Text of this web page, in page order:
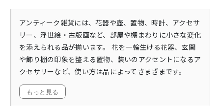
アンティーク雑貨には、花器や壺、置物、時計、アクセサ
リー、浮世絵・古版画など、部屋や棚まわりに小さな変化
を添えられる品が揃います。 花を一輪生ける花器、玄関
や飾り棚の印象を整える置物、装いのアクセントになるア
クセサリーなど、使い方は品によってさまざまです。
もっと見る